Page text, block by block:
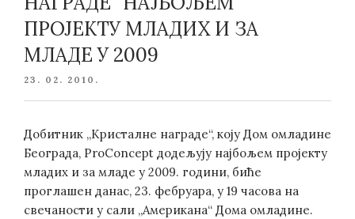
ПРОЈЕКТУ МЛАДИХ И ЗА
МЛАДЕ У 2009
POSTED
23. 02. 2010.
Добитник „Кристалне награде“, коју Дом омладине
Београда, ProConcept додељују најбољем пројекту
младих и за младе у 2009. години, биће
проглашен данас, 23. фебруара, у 19 часова на
свечаности у сали „Американа“ Дома омладине.